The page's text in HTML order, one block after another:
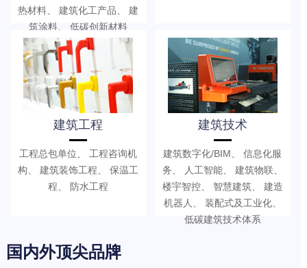
热材料、 建筑化工产品、 建
筑涂料、 低碳创新材料
建筑工程
工程总包单位、 工程咨询机
构、 建筑装饰工程、 保温工
程、 防水工程
建筑技术
建筑数字化/BIM、 信息化服
务、 人工智能、 建筑物联、
楼宇智控、 智慧建筑、 建造
机器人、 装配式及工业化、
低碳建筑技术体系
国内外顶尖品牌